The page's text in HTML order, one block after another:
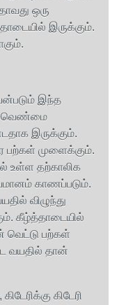
ஒரு
இருக்கும்.
இந்த
வெண்மை
இருக்கும்.
பற்கள் முளைக்கும்.
உள்ள தற்காலிக
காணப்படும்.
விழுந்து
கீழ்த்தாடையில்
வெட்டு பற்கள்
வயதில் தான்
கிடேரி